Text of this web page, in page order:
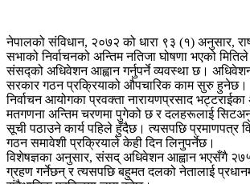
नेपालको संविधान, २०७२ को धारा ९३ (१) अनुसार,
सभाको निर्वाचनको अन्तिम नतिजा घोषणा भएको
संसद्को अधिवेशन आह्वान गर्नुपर्ने व्यवस्था छ।
सरकार गठन प्रक्रियाको औपचारिक काम सुरु हुनेछ।
निर्वाचन आयोगका प्रवक्ता नारायणप्रसाद
मतगणना अन्तिम चरणमा पुगेको छ र दलहरूलाई
सूची पठाउने कार्य पहिले हुँदैछ। त्यसपछि प्रमाणपत्र
गठन समावेशी प्रक्रियाले केही दिन लिनुपर्नेछ।
विशेषज्ञका अनुसार, संसद् अधिवेशन आह्वान भएसँगै
ग्रहण गर्नेछन् र त्यसपछि बहुमत दलको नेतालाई